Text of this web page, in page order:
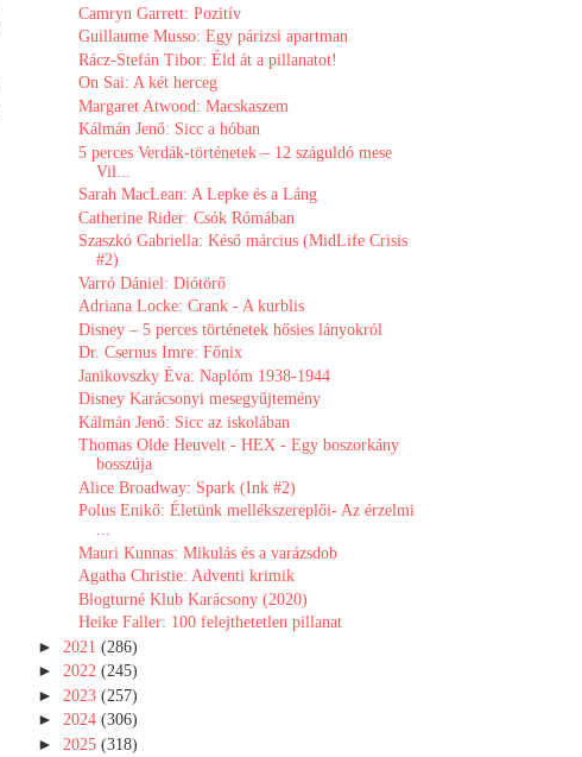
Camryn Garrett: Pozitív
Guillaume Musso: Egy párizsi apartman
Rácz-Stefán Tibor: Éld át a pillanatot!
On Sai: A két herceg
Margaret Atwood: Macskaszem
Kálmán Jenő: Sicc a hóban
5 ​perces Verdák-történetek – 12 száguldó mese
Vil...
Sarah MacLean: A Lepke és a Láng
Catherine Rider: Csók Rómában
Szaszkó Gabriella: Késő március (MidLife Crisis
#2)
Varró Dániel: Diótörő
Adriana Locke: Crank - A kurblis
Disney ​– 5 perces történetek hősies lányokról
Dr. Csernus Imre: Főnix
Janikovszky Éva: Naplóm 1938-1944
Disney Karácsonyi mesegyűjtemény
Kálmán Jenő: Sicc az iskolában
Thomas Olde Heuvelt - HEX - Egy boszorkány
bosszúja
Alice Broadway: Spark (Ink #2)
Polus Enikő: Életünk ​mellékszereplői- Az érzelmi
...
Mauri Kunnas: Mikulás és a varázsdob
Agatha Christie: Adventi krimik
Blogturné Klub Karácsony (2020)
Heike Faller: 100 felejthetetlen pillanat
► 2021 (286)
► 2022 (245)
► 2023 (257)
► 2024 (306)
► 2025 (318)